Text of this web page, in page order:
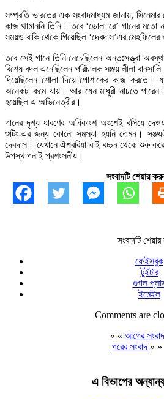
সম্প্রতি ভারতের এক সংবাদমাধ্যম জানায়,
কাজ থামাননি তিনি। তবে ‘ডোলা রে’ গানের মতো
সময়ও বাকি থেকে গিয়েছিল ‘দেবদাস’এর মেহফিলের
তবে সেই গানে তিনি নেচেছিলেন অন্তঃসত্ত্বা
বিশেষ বদল এনেছিলেন পরিচালক সঞ্জয় লীলা
দিয়েছিলেন শোলা দিয়ে পোশাকের কাজ করতে।
অনেকটা কমে যায়। আর যেন মাধুরী নাচতে
হয়েছিল এ অভিনেত্রীর।
গানের দৃশ্য ধারণের অধিকাংশ অংশেই বসিয়ে
শুটিং-এর জন্য কোনো সমস্যা হয়নি তেমন।
দেবদাস। যেখানে ঐশ্বরিয়া রাই বচ্চন থেকে শুরু
উপস্থাপনাই প্রশংসনীয়।
সংবাদটি শেয়ার
সংবাদটি
ফেইসবুক
টুইটার
গুগল
ইমেইল
Comments are
« « আগের সংবাদ
পরের সংবাদ » »
এ বিভাগের